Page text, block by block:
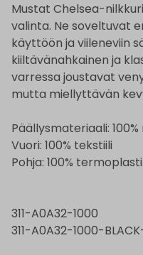
Mustat Chelsea-
valinta. Ne soveltuvat
käyttöön ja viileneviin
kiiltävänahkainen ja
varressa joustavat
mutta miellyttävän
Päällysmateriaali:
Vuori: 100% tekstiili
Pohja: 100%
311-A0A32-1000
311-A0A32-1000-